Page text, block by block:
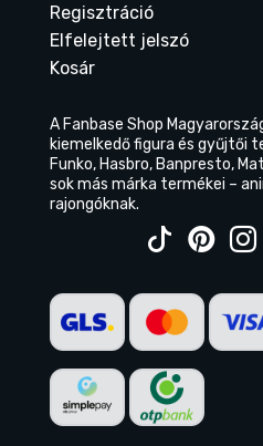
Regisztráció
Elfelejtett jelszó
Kosár
A Fanbase Shop
kiemelkedő figura és gyűjtői
Funko, Hasbro, Banpresto,
sok más márka termékei –
rajongóknak.